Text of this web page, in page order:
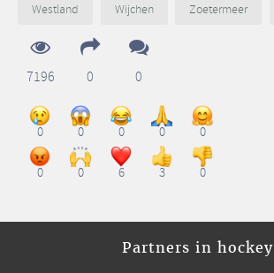
Westland
Wijchen Zoetermeer
7196 0 0
0 0 0 0 0
0 0 6 3 0
Partners in hockey